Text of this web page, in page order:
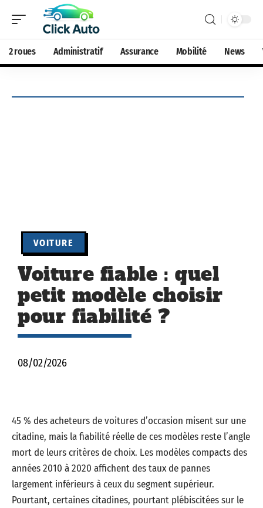
2 roues Administratif Assurance Mobilité News
VOITURE
Voiture fiable : quel
petit modèle choisir
pour fiabilité ?
08/02/2026
45 % des acheteurs de voitures d’occasion misent sur une
citadine, mais la fiabilité réelle de ces modèles reste l’angle
mort de leurs critères de choix. Les modèles compacts des
années 2010 à 2020 affichent des taux de pannes
largement inférieurs à ceux du segment supérieur.
Pourtant, certaines citadines, pourtant plébiscitées sur le